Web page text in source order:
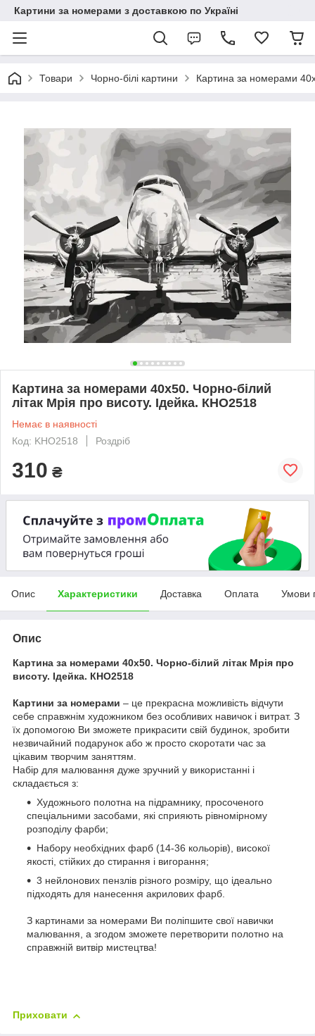
Картини за номерами з доставкою по Україні
Товари Чорно-білі картини Картина за номерами
Картина за номерами 40х50. Чорно-білий
літак Мрія про висоту. Ідейка. КНО2518
Немає в наявності
Код: KHO2518
Роздріб
310 ₴
Опис Характеристики Доставка Оплата Умови
Опис
Картина за номерами 40х50. Чорно-білий літак Мрія про
висоту. Ідейка. КНО2518
Картини за номерами – це прекрасна можливість відчути
себе справжнім художником без особливих навичок і витрат. З
їх допомогою Ви зможете прикрасити свій будинок, зробити
незвичайний подарунок або ж просто скоротати час за
цікавим творчим заняттям.
Набір для малювання дуже зручний у використанні і
складається з:
Художнього полотна на підрамнику, просоченого
спеціальними засобами, які сприяють рівномірному
розподілу фарби;
Набору необхідних фарб (14-36 кольорів), високої
якості, стійких до стирання і вигорання;
3 нейлонових пензлів різного розміру, що ідеально
підходять для нанесення акрилових фарб.
З картинами за номерами Ви поліпшите свої навички
малювання, а згодом зможете перетворити полотно на
справжній витвір мистецтва!
Приховати